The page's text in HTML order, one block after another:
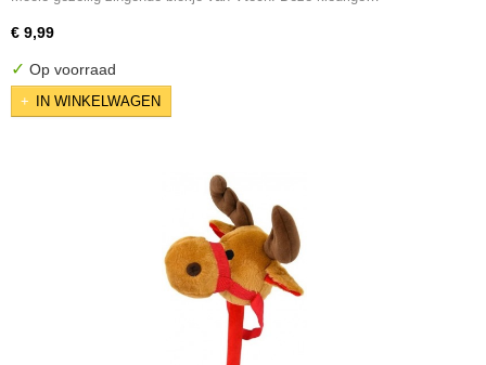
€ 9,99
✓ Op voorraad
IN WINKELWAGEN